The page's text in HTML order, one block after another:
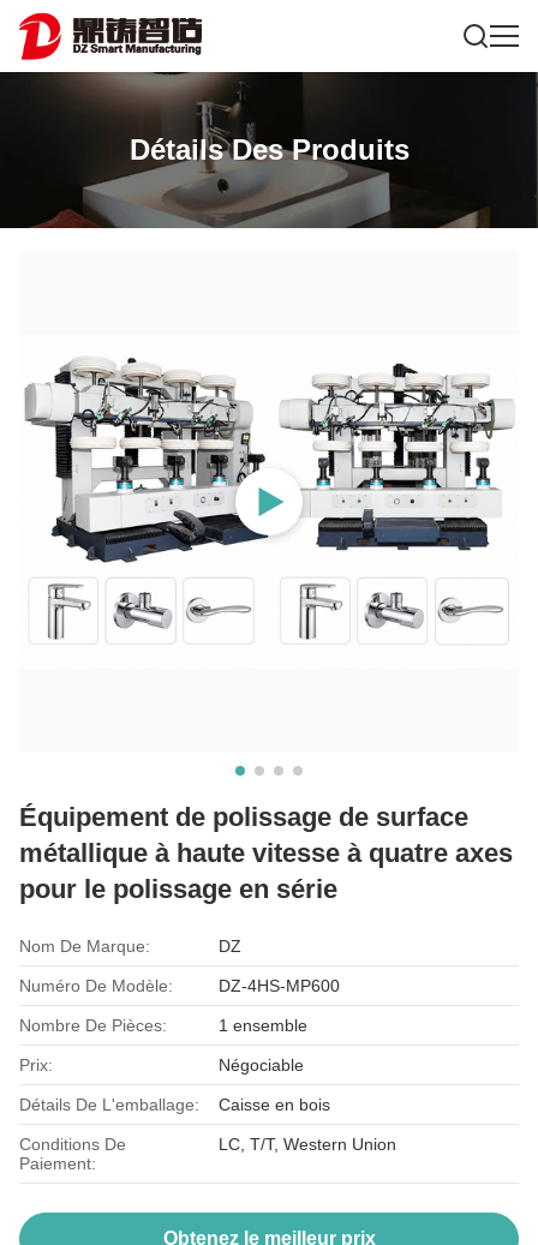
Détails Des Produits
Équipement de polissage de surface
métallique à haute vitesse à quatre axes
pour le polissage en série
Nom De Marque: DZ
Numéro De Modèle: DZ-4HS-MP600
Nombre De Pièces: 1 ensemble
Prix: Négociable
Détails De L'emballage: Caisse en bois
Conditions De
Paiement:
LC, T/T, Western Union
Obtenez le meilleur prix